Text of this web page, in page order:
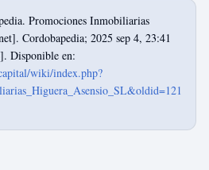
Promociones Inmobiliarias
Cordobapedia; 2025 sep 4, 23:41
Disponible en:
wiki/index.php?